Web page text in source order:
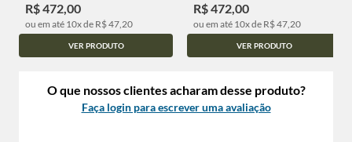
R$ 472,00
ou em até 10x de R$ 47,20
VER PRODUTO
R$ 472,00
ou em até 10x de R$ 47,20
VER PRODUTO
O que nossos clientes acharam desse produto?
Faça login para escrever uma avaliação